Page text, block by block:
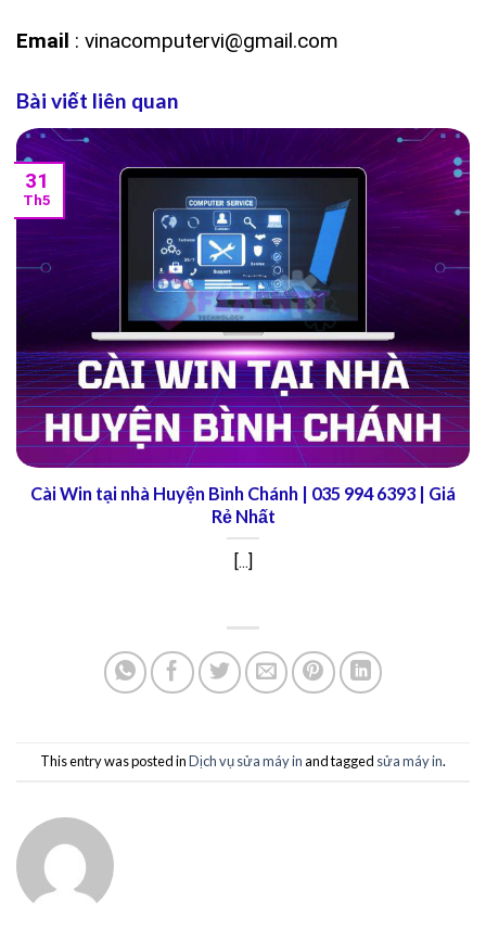
Email : vinacomputervi@gmail.com
Bài viết liên quan
Cài Win tại nhà Huyện Bình Chánh | 035 994 6393 | Giá
Rẻ Nhất
[...]
31
Th5
This entry was posted inDịch vụ sửa máy inand tagged sửa máy in.